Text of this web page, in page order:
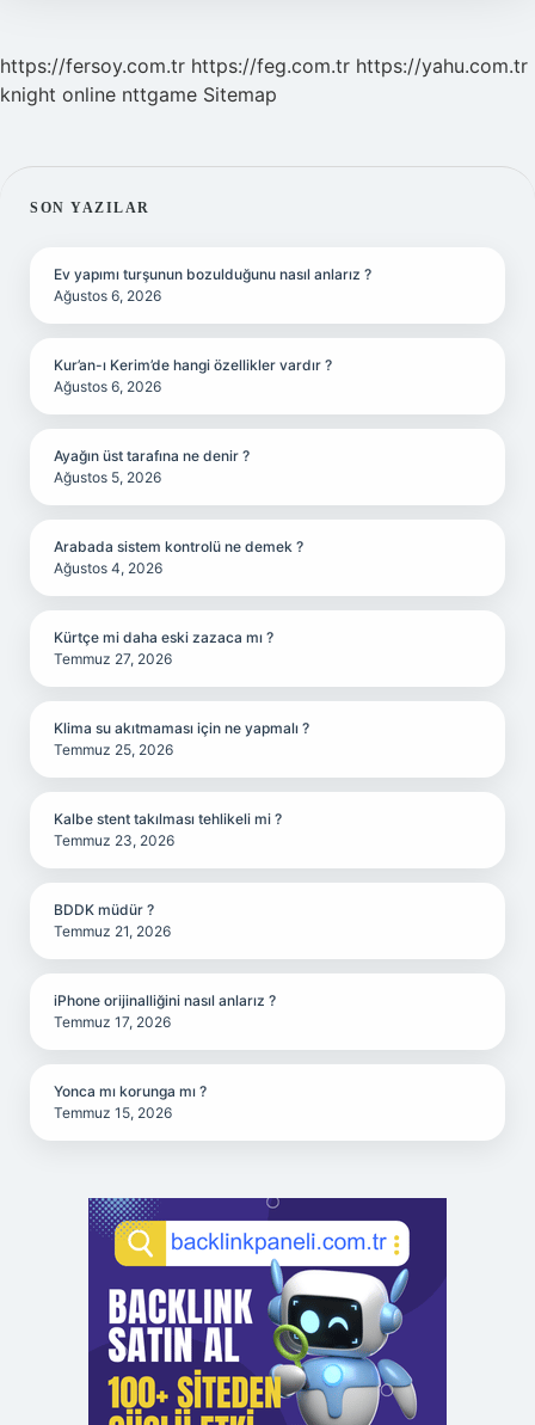
https://fersoy.com.tr https://feg.com.tr https://yahu.com.tr
knight online nttgame Sitemap
SIDEBAR
SON YAZILAR
Ev yapımı turşunun bozulduğunu nasıl anlarız ?
Ağustos 6, 2026
Kur’an-ı Kerim’de hangi özellikler vardır ?
Ağustos 6, 2026
Ayağın üst tarafına ne denir ?
Ağustos 5, 2026
Arabada sistem kontrolü ne demek ?
Ağustos 4, 2026
Kürtçe mi daha eski zazaca mı ?
Temmuz 27, 2026
Klima su akıtmaması için ne yapmalı ?
Temmuz 25, 2026
Kalbe stent takılması tehlikeli mi ?
Temmuz 23, 2026
BDDK müdür ?
Temmuz 21, 2026
iPhone orijinalliğini nasıl anlarız ?
Temmuz 17, 2026
Yonca mı korunga mı ?
Temmuz 15, 2026